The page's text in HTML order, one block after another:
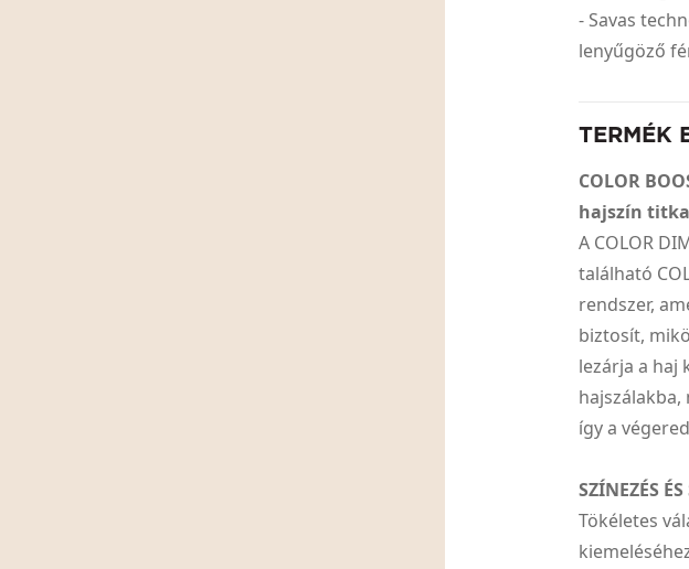
- Savas
lenyűgöző
TERMÉK
COLOR
hajszín
A COLOR
található
rendszer,
biztosít,
lezárja a haj
így a
SZÍNEZÉS
Tökéletes